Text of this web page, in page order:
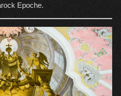
Epoche.